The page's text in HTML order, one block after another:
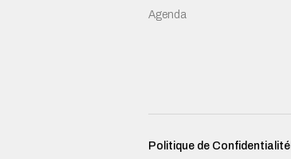
Agenda
Politique de Confidentialité